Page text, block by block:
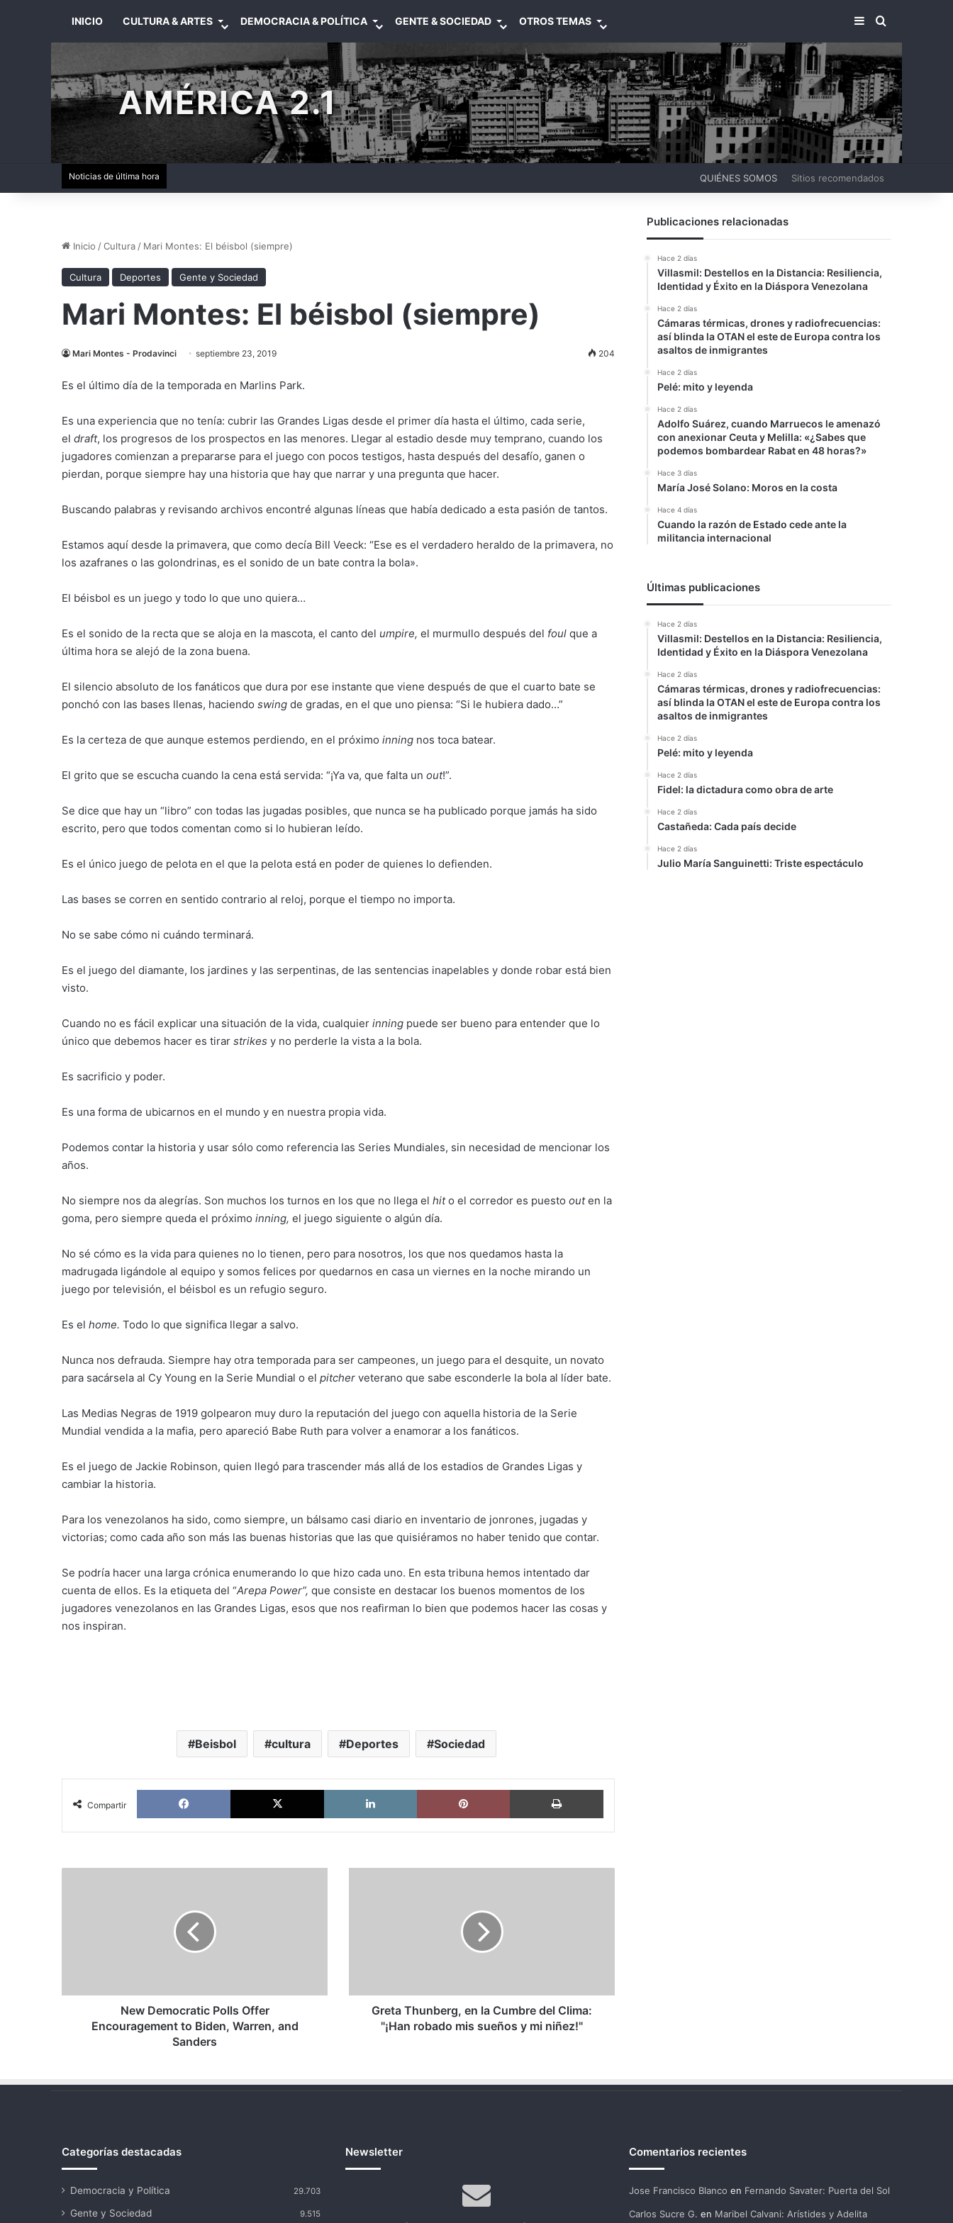
INICIO CULTURA & ARTES DEMOCRACIA & POLÍTICA GENTE & SOCIEDAD OTROS TEMAS BARRA LATERAL
BUSCAR
AMÉRICA 2.1
Noticias de última hora QUIÉNES SOMOS Sitios recomendados
Inicio /Cultura / Mari Montes: El béisbol (siempre)
Cultura Deportes Gente y Sociedad
Mari Montes: El béisbol (siempre)
Mari Montes - Prodavinci septiembre 23, 2019 204
Es el último día de la temporada en Marlins Park.
Es una experiencia que no tenía: cubrir las Grandes Ligas desde el primer día hasta el último, cada serie,
el draft, los progresos de los prospectos en las menores. Llegar al estadio desde muy temprano, cuando los
jugadores comienzan a prepararse para el juego con pocos testigos, hasta después del desafío, ganen o
pierdan, porque siempre hay una historia que hay que narrar y una pregunta que hacer.
Buscando palabras y revisando archivos encontré algunas líneas que había dedicado a esta pasión de tantos.
Estamos aquí desde la primavera, que como decía Bill Veeck: “Ese es el verdadero heraldo de la primavera, no
los azafranes o las golondrinas, es el sonido de un bate contra la bola».
El béisbol es un juego y todo lo que uno quiera…
Es el sonido de la recta que se aloja en la mascota, el canto del umpire, el murmullo después del foul que a
última hora se alejó de la zona buena.
El silencio absoluto de los fanáticos que dura por ese instante que viene después de que el cuarto bate se
ponchó con las bases llenas, haciendo swing de gradas, en el que uno piensa: “Si le hubiera dado…”
Es la certeza de que aunque estemos perdiendo, en el próximo inning nos toca batear.
El grito que se escucha cuando la cena está servida: “¡Ya va, que falta un out!”.
Se dice que hay un “libro” con todas las jugadas posibles, que nunca se ha publicado porque jamás ha sido
escrito, pero que todos comentan como si lo hubieran leído.
Es el único juego de pelota en el que la pelota está en poder de quienes lo defienden.
Las bases se corren en sentido contrario al reloj, porque el tiempo no importa.
No se sabe cómo ni cuándo terminará.
Es el juego del diamante, los jardines y las serpentinas, de las sentencias inapelables y donde robar está bien
visto.
Cuando no es fácil explicar una situación de la vida, cualquier inning puede ser bueno para entender que lo
único que debemos hacer es tirar strikes y no perderle la vista a la bola.
Es sacrificio y poder.
Es una forma de ubicarnos en el mundo y en nuestra propia vida.
Podemos contar la historia y usar sólo como referencia las Series Mundiales, sin necesidad de mencionar los
años.
No siempre nos da alegrías. Son muchos los turnos en los que no llega el hito el corredor es puesto outen la
goma, pero siempre queda el próximo inning, el juego siguiente o algún día.
No sé cómo es la vida para quienes no lo tienen, pero para nosotros, los que nos quedamos hasta la
madrugada ligándole al equipo y somos felices por quedarnos en casa un viernes en la noche mirando un
juego por televisión, el béisbol es un refugio seguro.
Es el home. Todo lo que significa llegar a salvo.
Nunca nos defrauda. Siempre hay otra temporada para ser campeones, un juego para el desquite, un novato
para sacársela al Cy Young en la Serie Mundial o el pitcher veterano que sabe esconderle la bola al líder bate.
Las Medias Negras de 1919 golpearon muy duro la reputación del juego con aquella historia de la Serie
Mundial vendida a la mafia, pero apareció Babe Ruth para volver a enamorar a los fanáticos.
Es el juego de Jackie Robinson, quien llegó para trascender más allá de los estadios de Grandes Ligas y
cambiar la historia.
Para los venezolanos ha sido, como siempre, un bálsamo casi diario en inventario de jonrones, jugadas y
victorias; como cada año son más las buenas historias que las que quisiéramos no haber tenido que contar.
Se podría hacer una larga crónica enumerando lo que hizo cada uno. En esta tribuna hemos intentado dar
cuenta de ellos. Es la etiqueta del “Arepa Power”, que consiste en destacar los buenos momentos de los
jugadores venezolanos en las Grandes Ligas, esos que nos reafirman lo bien que podemos hacer las cosas y
nos inspiran.
Beisbol cultura Deportes Sociedad
Compartir
Facebook X LinkedIn Pinterest Imprimir
and
New Democratic Polls Offer
Encouragement to Biden, Warren, and
Sanders
robado
Greta Thunberg, en la Cumbre del Clima:
"¡Han robado mis sueños y mi niñez!"
Publicaciones relacionadas
Hace 2 días
Villasmil: Destellos en la Distancia: Resiliencia,
Identidad y Éxito en la Diáspora Venezolana
Hace 2 días
Cámaras térmicas, drones y radiofrecuencias:
así blinda la OTAN el este de Europa contra los
asaltos de inmigrantes
Hace 2 días
Pelé: mito y leyenda
Hace 2 días
Adolfo Suárez, cuando Marruecos le amenazó
con anexionar Ceuta y Melilla: «¿Sabes que
podemos bombardear Rabat en 48 horas?»
Hace 3 días
María José Solano: Moros en la costa
Hace 4 días
Cuando la razón de Estado cede ante la
militancia internacional
Últimas publicaciones
Hace 2 días
Villasmil: Destellos en la Distancia: Resiliencia,
Identidad y Éxito en la Diáspora Venezolana
Hace 2 días
Cámaras térmicas, drones y radiofrecuencias:
así blinda la OTAN el este de Europa contra los
asaltos de inmigrantes
Hace 2 días
Pelé: mito y leyenda
Hace 2 días
Fidel: la dictadura como obra de arte
Hace 2 días
Castañeda: Cada país decide
Hace 2 días
Julio María Sanguinetti: Triste espectáculo
Categorías destacadas
Democracia y Política 29.703
Gente y Sociedad 9.515
Newsletter Comentarios recientes
Jose Francisco Blanco en Fernando Savater: Puerta del Sol
Carlos Sucre G. en Maribel Calvani: Arístides y Adelita